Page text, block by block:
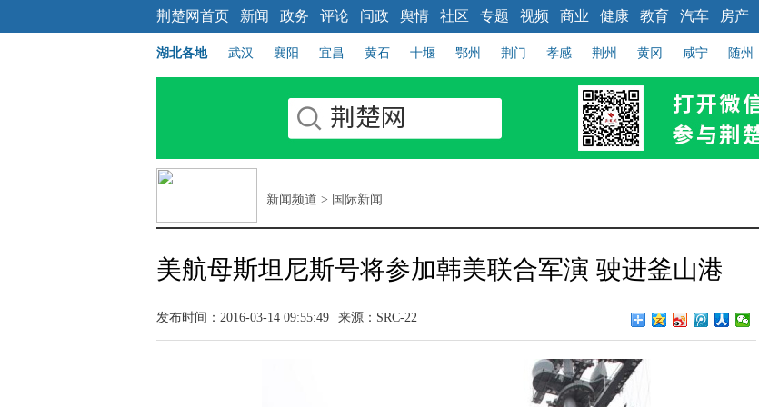
荆楚网首页 新闻 政务 评论 问政 舆情 社区 专题 视频 商业 健康 教育 汽车 房产
湖北各地 武汉 襄阳 宜昌 黄石 十堰 鄂州 荆门 孝感 荆州 黄冈 咸宁 随州
新闻频道 > 国际新闻
美航母斯坦尼斯号将参加韩美联合军演 驶进釜山港
发布时间：2016-03-14 09:55:49 来源：SRC-22